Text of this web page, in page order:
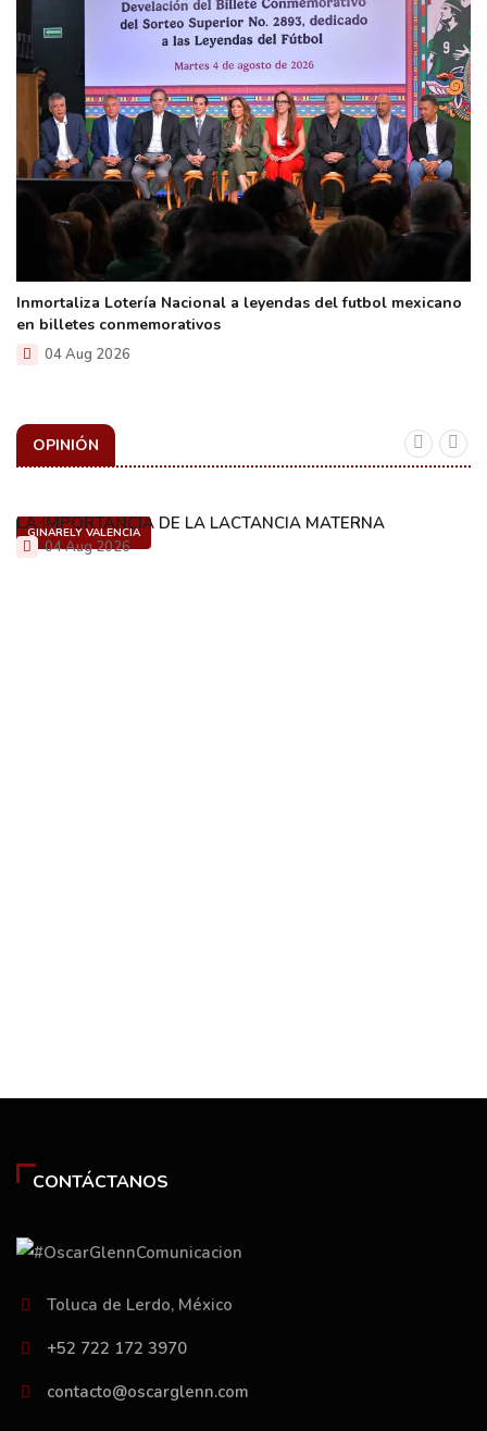
Inmortaliza Lotería Nacional a leyendas del futbol mexicano
en billetes conmemorativos
04 Aug 2026
OPINIÓN
GINARELY VALENCIA
LA IMPORTANCIA DE LA LACTANCIA MATERNA
04 Aug 2026
CONTÁCTANOS
Toluca de Lerdo, México
+52 722 172 3970
contacto@oscarglenn.com